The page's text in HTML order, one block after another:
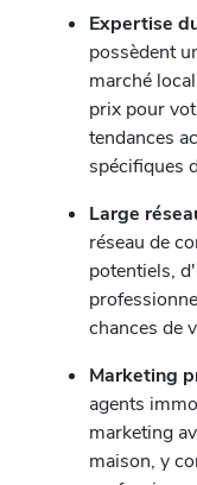
Expertise
possèdent
marché
prix pour
tendances
spécifiques
Large
réseau de
potentiels,
chances de
Marketing
agents
marketing
maison, y